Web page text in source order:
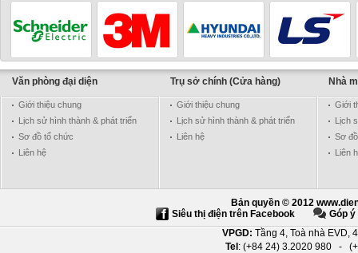
Schneider - Electric
Văn phòng đại diện
Giới thiệu chung
Lịch sử hình thành & phát triển
Sơ đồ tổ chức
Liên hệ
Trụ sở chính (Cửa hàng)
Giới thiệu chung
Lịch sử hình thành & phát triển
Liên hệ
Nhà
Giới
Lịch
Sơ
Liên
Bản quyền © 2012
Siêu thị điện trên Facebook
Góp
VPGD: Tầng 4, Toà nhà EVD,
Tel : (+84 24) 3.2020 980 -